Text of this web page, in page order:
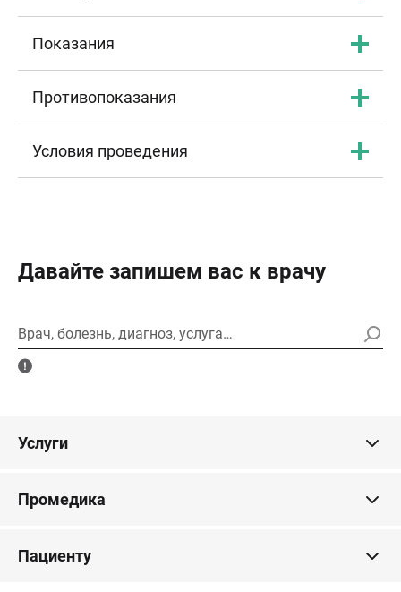
Показания
Противопоказания
Условия проведения
Давайте запишем вас к врачу
Врач, болезнь, диагноз, услуга…
Услуги
Промедика
Пациенту